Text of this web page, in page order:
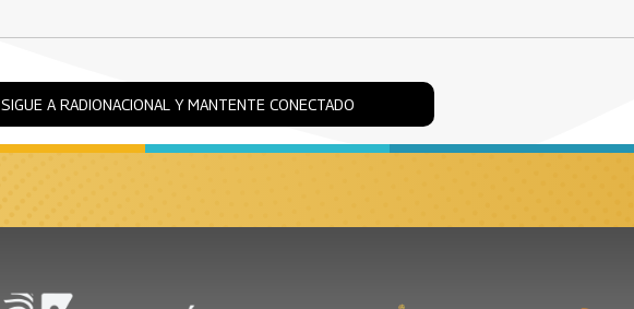
SIGUE A RADIONACIONAL Y MANTENTE CONECTADO